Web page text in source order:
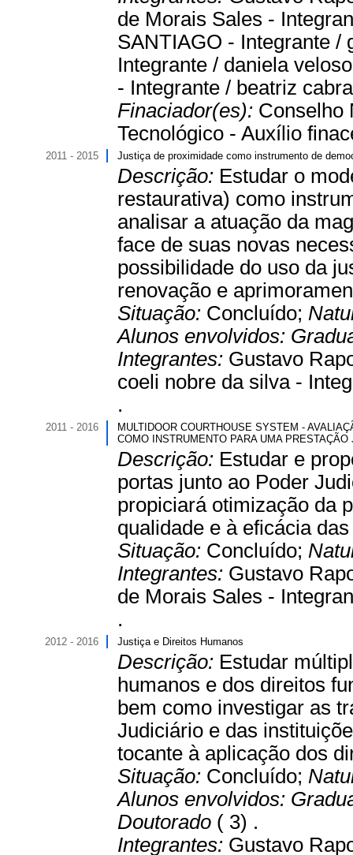
de Morais Sales -
SANTIAGO - Integrante /
Integrante / daniela
- Integrante / beatriz
Finaciador(es): Conselho
Tecnológico - Auxílio
2011 - 2015 Justiça de proximidade como instrumento de
Descrição: Estudar o
restaurativa) como
analisar a atuação da
face de suas novas
possibilidade do uso da
renovação e
Situação: Concluído;
Alunos envolvidos:
Integrantes: Gustavo
coeli nobre da silva -
.
2011 - 2016
MULTIDOOR COURTHOUSE SYSTEM -
COMO INSTRUMENTO PARA UMA
Descrição: Estudar e
portas junto ao Poder
propiciará otimização da
qualidade e à eficácia
Situação: Concluído;
Integrantes: Gustavo
de Morais Sales -
.
2012 - 2016 Justiça e Direitos Humanos
Descrição: Estudar
humanos e dos direitos
bem como investigar as
Judiciário e das
tocante à aplicação dos
Situação: Concluído;
Alunos envolvidos:
Doutorado ( 3) .
Integrantes: Gustavo